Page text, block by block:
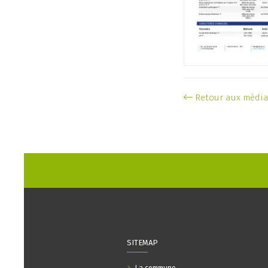
Retour aux
SITEMAP